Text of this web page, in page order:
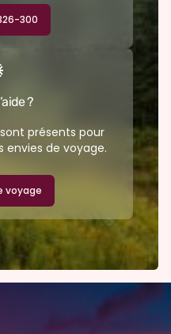
300
?
présents pour
envies de voyage.
voyage